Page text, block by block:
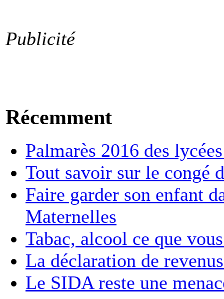
Publicité
Récemment
Palmarès 2016 des
Tout savoir sur le congé
Faire garder son enfant
Maternelles
Tabac, alcool ce que
La déclaration de
Le SIDA reste une